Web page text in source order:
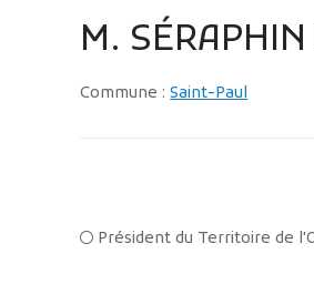
M.
Commune :Saint-Paul
Président du Territoire de